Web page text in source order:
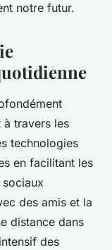
notre futur.
travers les
technologies
en facilitant les
des amis et la
distance dans
des